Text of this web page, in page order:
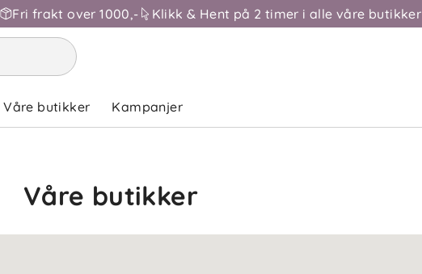
Fri frakt over 1000,- Klikk & Hent på 2 timer i alle våre butikker
Våre butikker Kampanjer
Våre butikker